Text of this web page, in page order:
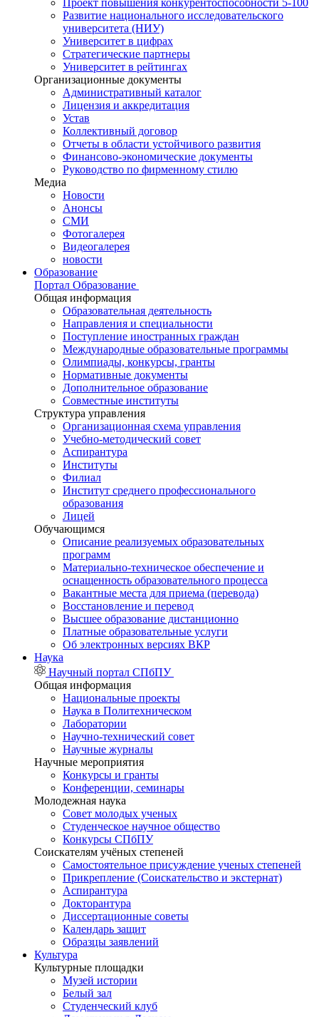
Развитие национального исследовательского
университета (НИУ)
Университет в цифрах
Стратегические партнеры
Университет в рейтингах
Организационные документы
Административный каталог
Лицензия и аккредитация
Устав
Коллективный договор
Отчеты в области устойчивого развития
Финансово-экономические документы
Руководство по фирменному стилю
Медиа
Новости
Анонсы
СМИ
Фотогалерея
Видеогалерея
новости
Образование
Портал Образование
Общая информация
Образовательная деятельность
Направления и специальности
Поступление иностранных граждан
Международные образовательные программы
Олимпиады, конкурсы, гранты
Нормативные документы
Дополнительное образование
Совместные институты
Структура управления
Организационная схема управления
Учебно-методический совет
Аспирантура
Институты
Филиал
Институт среднего профессионального
образования
Лицей
Обучающимся
Описание реализуемых образовательных
программ
Материально-техническое обеспечение и
оснащенность образовательного процесса
Вакантные места для приема (перевода)
Восстановление и перевод
Высшее образование дистанционно
Платные образовательные услуги
Об электронных версиях ВКР
Наука
Научный портал СПбПУ
Общая информация
Национальные проекты
Наука в Политехническом
Лаборатории
Научно-технический совет
Научные журналы
Научные мероприятия
Конкурсы и гранты
Конференции, семинары
Молодежная наука
Совет молодых ученых
Студенческое научное общество
Конкурсы СПбПУ
Соискателям учёных степеней
Самостоятельное присуждение ученых степеней
Прикрепление (Соискательство и экстернат)
Аспирантура
Докторантура
Диссертационные советы
Календарь защит
Образцы заявлений
Культура
Культурные площадки
Музей истории
Белый зал
Студенческий клуб